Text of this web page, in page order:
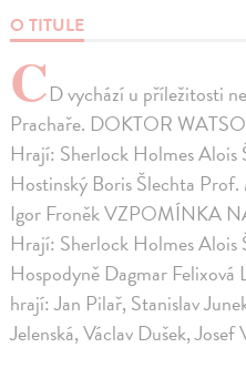
O TITULE
CD vychází u příležitosti
Prachaře. DOKTOR
Hrají: Sherlock Holmes Alois
Hostinský Boris Šlechta
Igor Froněk VZPOMÍNKA
Hrají: Sherlock Holmes Alois
Hospodyně Dagmar
hrají: Jan Pilař, Stanislav
Jelenská, Václav Dušek,